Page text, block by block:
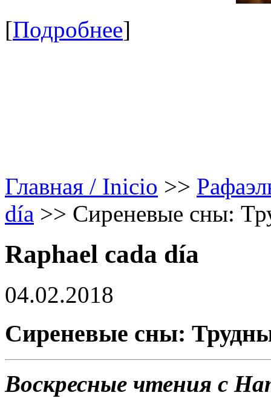
[Подробнее]
Главная / Inicio >>
día >> Сиреневые сны:
Raphael cada día
04.02.2018
Сиреневые сны:
Воскресные чтения с